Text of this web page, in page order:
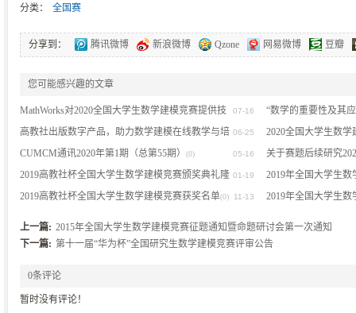
分类： 全国赛
分享到： 腾讯微博 新浪微博 Qzone 网易微博 豆瓣
您可能感兴趣的文章
07-16
MathWorks对2020全国大学生数学建模竞赛提供技
术支持的公告(0)
“数学的重要性及其
06-25
高教社出版数字产品，助力数学建模在线教学与培
训(0)
2020全国大学生数
05-16
CUMCM通讯2020年第1期（总第55期） (0) 关于赛题后续研究
(0)
01-19
2019高教社杯全国大学生数学建模竞赛颁奖典礼隆
重举行(0)
2019年全国大学生
流会在珠海成功举行
11-13
2019高教社杯全国大学生数学建模竞赛获奖名单(0) 2019年全国大学生
上一篇: 2015年全国大学生数学建模竞赛征题通知暨命题研讨会第一次通知
下一篇: 第十一届“华为杯”全国研究生数学建模竞赛评审公告
0条评论
暂时没有评论！